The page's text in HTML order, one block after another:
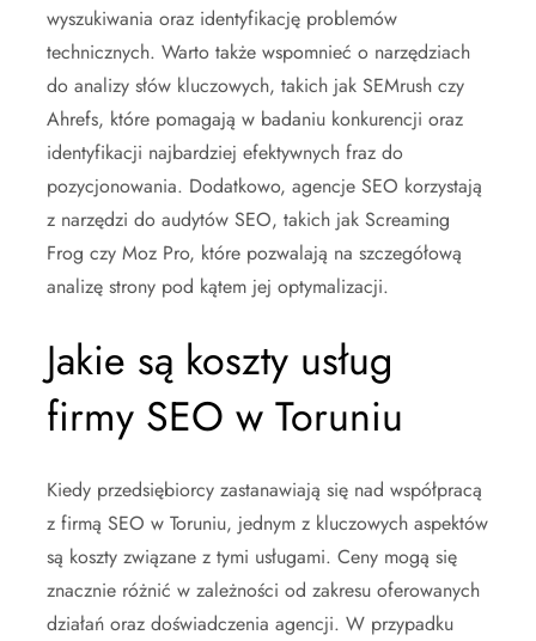
wyszukiwania oraz identyfikację problemów
technicznych. Warto także wspomnieć o narzędziach
do analizy słów kluczowych, takich jak SEMrush czy
Ahrefs, które pomagają w badaniu konkurencji oraz
identyfikacji najbardziej efektywnych fraz do
pozycjonowania. Dodatkowo, agencje SEO korzystają
z narzędzi do audytów SEO, takich jak Screaming
Frog czy Moz Pro, które pozwalają na szczegółową
analizę strony pod kątem jej optymalizacji.
Jakie są koszty usług
firmy SEO w Toruniu
Kiedy przedsiębiorcy zastanawiają się nad współpracą
z firmą SEO w Toruniu, jednym z kluczowych aspektów
są koszty związane z tymi usługami. Ceny mogą się
znacznie różnić w zależności od zakresu oferowanych
działań oraz doświadczenia agencji. W przypadku